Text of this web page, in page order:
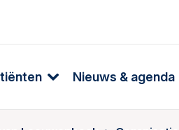
Nieuws & agenda